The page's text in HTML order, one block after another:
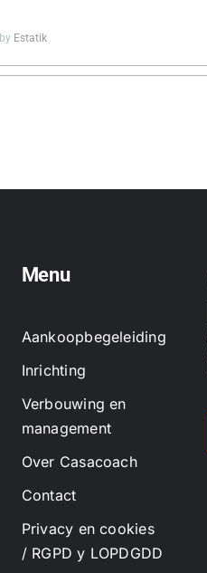
Estatik
Menu
Aankoopbegeleiding
Inrichting
Verbouwing en
management
Over Casacoach
Contact
Privacy en cookies
/ RGPD y LOPDGDD